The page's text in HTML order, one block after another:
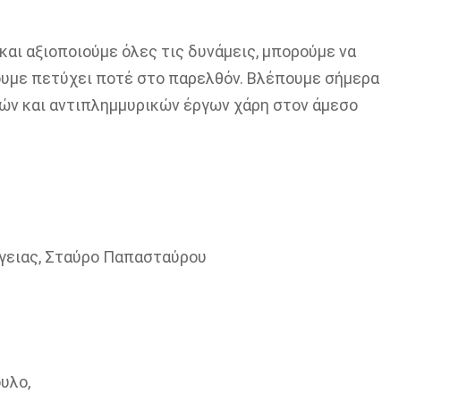
αξιοποιούμε όλες τις δυνάμεις, μπορούμε να
πετύχει ποτέ στο παρελθόν. Βλέπουμε σήμερα
και αντιπλημμυρικών έργων χάρη στον άμεσο
Σταύρο Παπασταύρου